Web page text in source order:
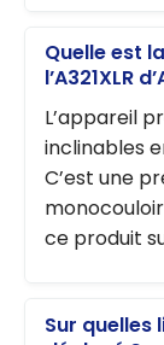
Quelle est
l’A321XLR
L’appareil
inclinables
C’est une
ce produit
Sur quelles